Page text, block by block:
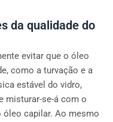
da qualidade do
evitar que o óleo
como a turvação e a
estável do vidro,
misturar-se-á com o
óleo capilar. Ao mesmo